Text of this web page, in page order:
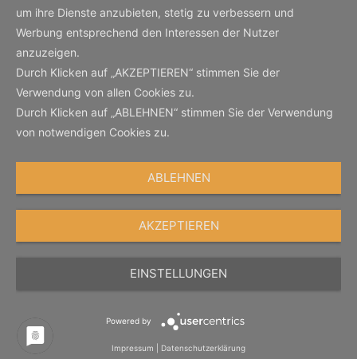
um ihre Dienste anzubieten, stetig zu verbessern und
Werbung entsprechend den Interessen der Nutzer
anzuzeigen.
Durch Klicken auf „AKZEPTIEREN“ stimmen Sie der
Verwendung von allen Cookies zu.
Durch Klicken auf „ABLEHNEN“ stimmen Sie der Verwendung
von notwendigen Cookies zu.
ABLEHNEN
AKZEPTIEREN
EINSTELLUNGEN
Powered by
Impressum Datenschutzerklärung